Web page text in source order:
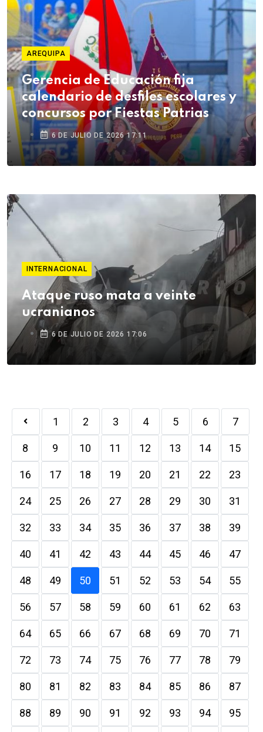
AREQUIPA
Gerencia de Educación fija
calendario de desfiles escolares y
concursos por Fiestas Patrias
6 DE JULIO DE 2026 17:11
INTERNACIONAL
Ataque ruso mata a veinte
ucranianos
6 DE JULIO DE 2026 17:06
1 2 3 4 5 6 7
8 9 10 11 12 13 14 15
16 17 18 19 20 21 22 23
24 25 26 27 28 29 30 31
32 33 34 35 36 37 38 39
40 41 42 43 44 45 46 47
48 49 50 51 52 53 54 55
56 57 58 59 60 61 62 63
64 65 66 67 68 69 70 71
72 73 74 75 76 77 78 79
80 81 82 83 84 85 86 87
88 89 90 91 92 93 94 95